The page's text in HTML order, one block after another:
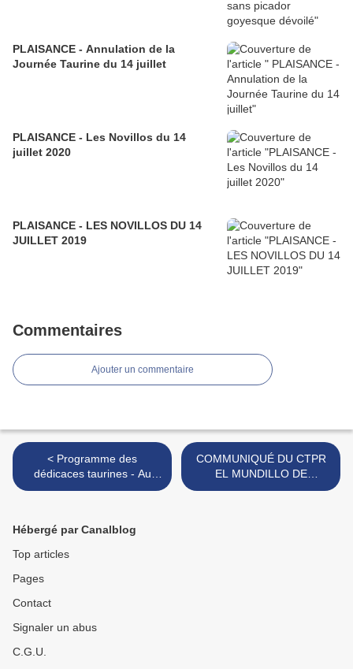
PLAISANCE - Annulation de la
Journée Taurine du 14 juillet
PLAISANCE - Les Novillos du 14
juillet 2020
PLAISANCE - LES NOVILLOS DU 14
JUILLET 2019
Commentaires
Ajouter un commentaire
< Programme des
dédicaces taurines - Au
diable vauvert
COMMUNIQUÉ DU CTPR
EL MUNDILLO DE
BÉZIERS >
Hébergé par Canalblog
Top articles
Pages
Contact
Signaler un abus
C.G.U.